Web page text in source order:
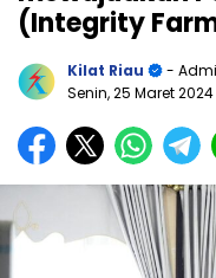
(Integrity
Kilat Riau
-
Senin, 25 Maret 2024